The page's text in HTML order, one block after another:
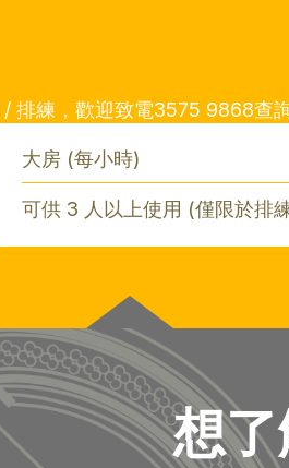
排練，歡迎致電3575 9868查詢
大房 (每小時)
可供 3 人以上使用 (僅限於排
想